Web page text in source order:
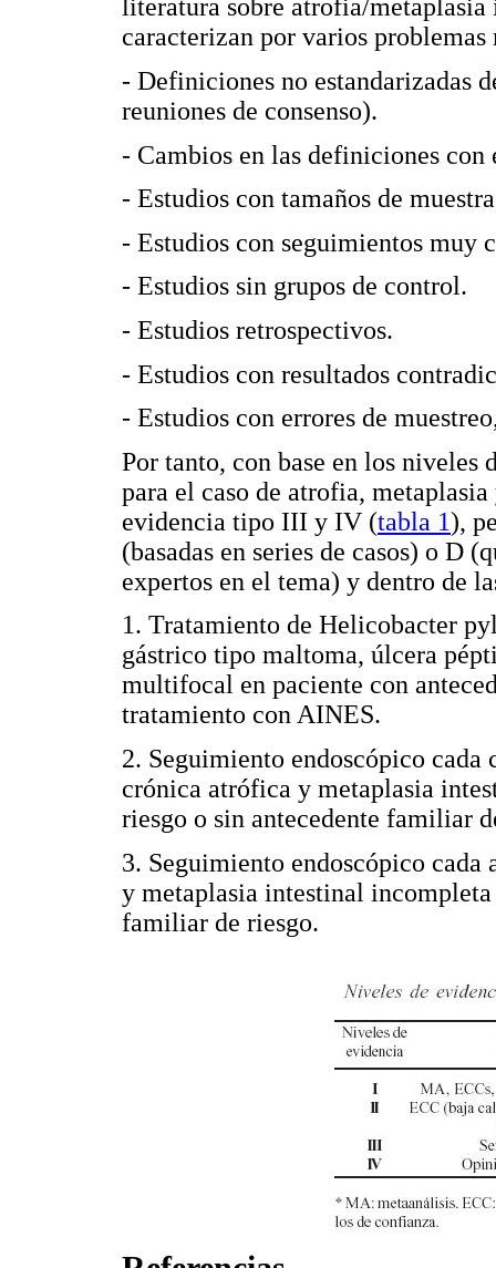
literatura sobre atrofia/metaplasia
caracterizan por varios
- Definiciones no estandarizadas
reuniones de consenso).
- Cambios en las definiciones con
- Estudios con tamaños de
- Estudios con seguimientos muy
- Estudios sin grupos de control.
- Estudios retrospectivos.
- Estudios con resultados
- Estudios con errores de
Por tanto, con base en los
para el caso de atrofia,
evidencia tipo III y IV (tabla 1),
(basadas en series de casos) o D
expertos en el tema) y dentro de
1. Tratamiento de Helicobacter
gástrico tipo maltoma, úlcera
multifocal en paciente con
tratamiento con AINES.
2. Seguimiento endoscópico cada
crónica atrófica y metaplasia
riesgo o sin antecedente familiar
3. Seguimiento endoscópico
y metaplasia intestinal
familiar de riesgo.